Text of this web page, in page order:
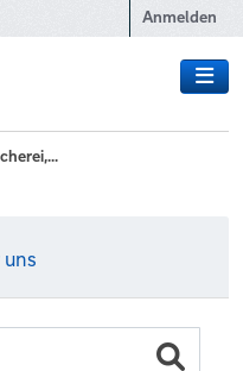
Anmelden
uns